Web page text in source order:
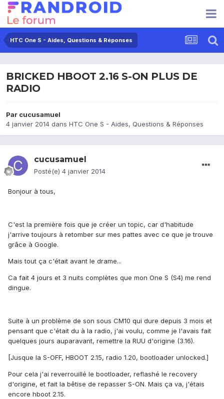
HTC One S - Aides, Questions & Réponses
BRICKED HBOOT 2.16 S-ON PLUS DE
RADIO
Par cucusamuel
4 janvier 2014 dans HTC One S - Aides, Questions & Réponses
cucusamuel
Posté(e) 4 janvier 2014
Bonjour à tous,
C'est la première fois que je créer un topic, car d'habitude
j'arrive toujours à retomber sur mes pattes avec ce que je trouve
grâce à Google.
Mais tout ça c'était avant le drame...
Ca fait 4 jours et 3 nuits complètes que mon One S (S4) me rend
dingue.
Suite à un problème de son sous CM10 qui dure depuis 3 mois et
pensant que c'était du à la radio, j'ai voulu, comme je l'avais fait
quelques jours auparavant, remettre la RUU d'origine (3.16).
[Jusque la S-OFF, HBOOT 2.15, radio 1.20, bootloader unlocked.]
Pour cela j'ai reverrouillé le bootloader, reflashé le recovery
d'origine, et fait la bêtise de repasser S-ON. Mais ça va, j'étais
encore hboot 2.15.